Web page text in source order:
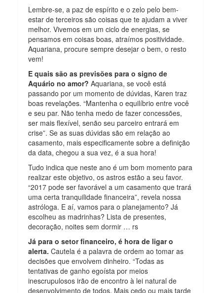
Lembre-se, a paz de espírito e o zelo pelo bem-
estar de terceiros são coisas que te ajudam a viver
melhor. Vivemos em um ciclo de energias, se
pensamos em coisas boas, atraímos positividade.
Aquariana, procure sempre desejar o bem, o resto
vem!
E quais são as previsões para o signo de
Aquário no amor?Aquariana, se você está
passando por um momento de dúvidas, Karen traz
boas revelações. “Mantenha o equilíbrio entre você
e seu par. Não tenha medo de fazer concessões,
ser mais flexível, senão seu parceiro entrará em
crise”. Se as suas dúvidas são em relação ao
casamento, mais especificamente sobre a definição
da data, chegou a sua vez, é a sua hora!
Tudo indica que neste ano é um bom momento para
realizar este objetivo, os astros estão a seu favor.
“2017 pode ser favorável a um casamento que trará
uma certa tranquilidade financeira”, revela nossa
astróloga. E aí, vamos para o planejamento? Já
escolheu as madrinhas? Lista de presentes,
decoração, noites sem dormir … rs
Já para o setor financeiro, é hora de ligar o
alerta.Cautela é a palavra de ordem ao tomar as
decisões que envolvem dinheiro. “Todas as
tentativas de ganho egoísta por meios
inescrupulosos irão de encontro à lei natural de
desenvolvimento de todos. Mais cedo ou mais tarde